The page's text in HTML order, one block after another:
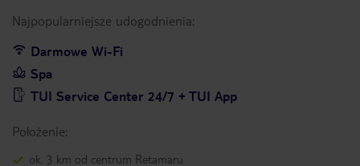
Najpopularniejsze udogodnienia:
Darmowe Wi-Fi
Spa
TUI Service Center 24/7 + TUI App
Położenie:
ok. 3 km od centrum Retamaru